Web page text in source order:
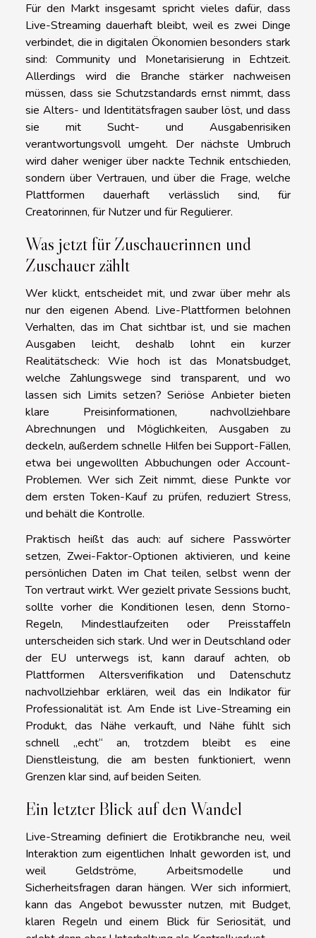
Für den Markt insgesamt spricht vieles dafür, dass
Live-Streaming dauerhaft bleibt, weil es zwei Dinge
verbindet, die in digitalen Ökonomien besonders stark
sind: Community und Monetarisierung in Echtzeit.
Allerdings wird die Branche stärker nachweisen
müssen, dass sie Schutzstandards ernst nimmt, dass
sie Alters- und Identitätsfragen sauber löst, und dass
sie mit Sucht- und Ausgabenrisiken
verantwortungsvoll umgeht. Der nächste Umbruch
wird daher weniger über nackte Technik entschieden,
sondern über Vertrauen, und über die Frage, welche
Plattformen dauerhaft verlässlich sind, für
Creatorinnen, für Nutzer und für Regulierer.
Was jetzt für Zuschauerinnen und
Zuschauer zählt
Wer klickt, entscheidet mit, und zwar über mehr als
nur den eigenen Abend. Live-Plattformen belohnen
Verhalten, das im Chat sichtbar ist, und sie machen
Ausgaben leicht, deshalb lohnt ein kurzer
Realitätscheck: Wie hoch ist das Monatsbudget,
welche Zahlungswege sind transparent, und wo
lassen sich Limits setzen? Seriöse Anbieter bieten
klare Preisinformationen, nachvollziehbare
Abrechnungen und Möglichkeiten, Ausgaben zu
deckeln, außerdem schnelle Hilfen bei Support-Fällen,
etwa bei ungewollten Abbuchungen oder Account-
Problemen. Wer sich Zeit nimmt, diese Punkte vor
dem ersten Token-Kauf zu prüfen, reduziert Stress,
und behält die Kontrolle.
Praktisch heißt das auch: auf sichere Passwörter
setzen, Zwei-Faktor-Optionen aktivieren, und keine
persönlichen Daten im Chat teilen, selbst wenn der
Ton vertraut wirkt. Wer gezielt private Sessions bucht,
sollte vorher die Konditionen lesen, denn Storno-
Regeln, Mindestlaufzeiten oder Preisstaffeln
unterscheiden sich stark. Und wer in Deutschland oder
der EU unterwegs ist, kann darauf achten, ob
Plattformen Altersverifikation und Datenschutz
nachvollziehbar erklären, weil das ein Indikator für
Professionalität ist. Am Ende ist Live-Streaming ein
Produkt, das Nähe verkauft, und Nähe fühlt sich
schnell „echt“ an, trotzdem bleibt es eine
Dienstleistung, die am besten funktioniert, wenn
Grenzen klar sind, auf beiden Seiten.
Ein letzter Blick auf den Wandel
Live-Streaming definiert die Erotikbranche neu, weil
Interaktion zum eigentlichen Inhalt geworden ist, und
weil Geldströme, Arbeitsmodelle und
Sicherheitsfragen daran hängen. Wer sich informiert,
kann das Angebot bewusster nutzen, mit Budget,
klaren Regeln und einem Blick für Seriosität, und